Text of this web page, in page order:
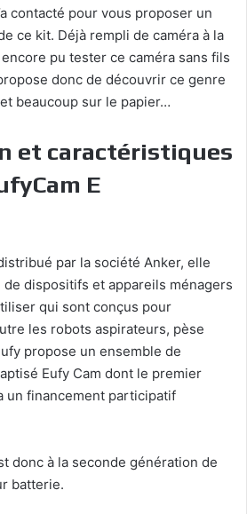
contacté pour vous proposer un
ce kit. Déjà rempli de caméra à la
encore pu tester ce caméra sans fils
donc de découvrir ce genre
beaucoup sur le papier…
et caractéristiques
E
par la société Anker, elle
dispositifs et appareils ménagers
qui sont conçus pour
les robots aspirateurs, pèse
propose un ensemble de
Eufy Cam dont le premier
un financement participatif
donc à la seconde génération de
batterie.